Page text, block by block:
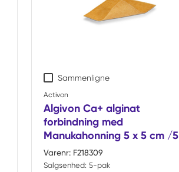
Sammenligne
Activon
Algivon Ca+ alginat
forbindning med
Manukahonning 5 x 5 cm /5
Varenr: F218309
Salgsenhed: 5-pak